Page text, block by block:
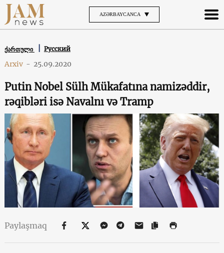
AZƏRBAYCANCA
ქართული Русский
Arxiv - 25.09.2020
Putin Nobel Sülh Mükafatına namizəddir,
rəqibləri isə Navalnı və Tramp
Paylaşmaq